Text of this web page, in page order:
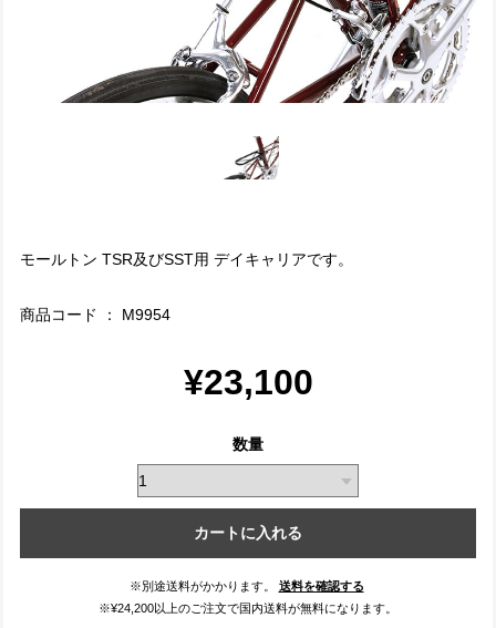
モールトン TSR及びSST用 デイキャリアです。
商品コード ： M9954
¥23,100
数量
カートに入れる
※別途送料がかかります。
送料を確認する
※¥24,200以上のご注文で国内送料が無料になります。